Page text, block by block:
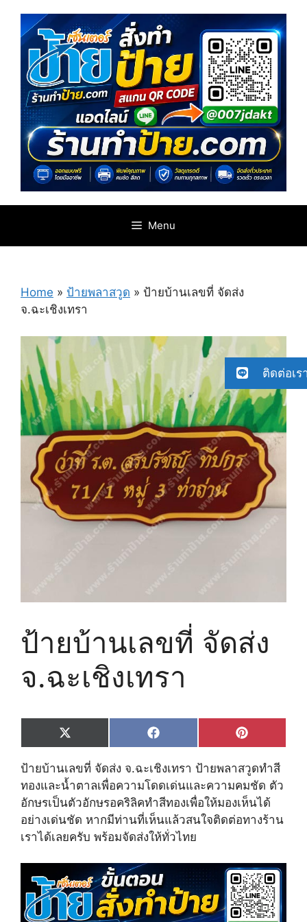
content
Menu
Home » ป้ายพลาสวูด » ป้ายบ้านเลขที่ จัดส่ง
จ.ฉะเชิงเทรา
ป้ายบ้านเลขที่ จัดส่ง
จ.ฉะเชิงเทรา
Share
on
X
(
w
i
t
t
e
r
)
Share
on
F
a
c
e
b
o
o
k
Share
on
P
i
t
e
r
e
s
ป้ายบ้านเลขที่ จัดส่ง จ.ฉะเชิงเทรา ป้ายพลาสวูดทำสี
ทองและน้ำตาลเพื่อความโดดเด่นและความคมชัด ตัว
อักษรเป็นตัวอักษรอคริลิคทำสีทองเพื่อให้มองเห็นได้
อย่างเด่นชัด หากมีท่านที่เห็นแล้วสนใจติดต่อทางร้าน
เราได้เลยครับ พร้อมจัดส่งให้ทั่วไทย
ติดต่อเร